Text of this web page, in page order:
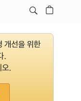
개선을 위한
.
오.